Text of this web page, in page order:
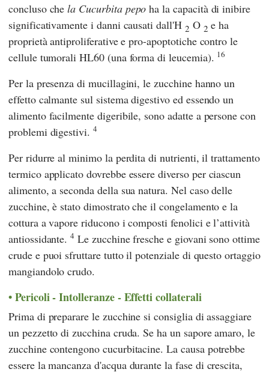
concluso chela Cucurbita pepo ha la capacità di inibire
significativamente i danni causati dall'H 2 O 2 e ha
proprietà antiproliferative e pro-apoptotiche contro le
cellule tumorali HL60 (una forma di leucemia). 16
Per la presenza di mucillagini, le zucchine hanno un
effetto calmante sul sistema digestivo ed essendo un
alimento facilmente digeribile, sono adatte a persone con
problemi digestivi. 4
Per ridurre al minimo la perdita di nutrienti, il trattamento
termico applicato dovrebbe essere diverso per ciascun
alimento, a seconda della sua natura. Nel caso delle
zucchine, è stato dimostrato che il congelamento e la
cottura a vapore riducono i composti fenolici e l’attività
antiossidante.4 Le zucchine fresche e giovani sono ottime
crude e puoi sfruttare tutto il potenziale di questo ortaggio
mangiandolo crudo.
Pericoli - Intolleranze - Effetti collaterali
Prima di preparare le zucchine si consiglia di assaggiare
un pezzetto di zucchina cruda. Se ha un sapore amaro, le
zucchine contengono cucurbitacine. La causa potrebbe
essere la mancanza d'acqua durante la fase di crescita,